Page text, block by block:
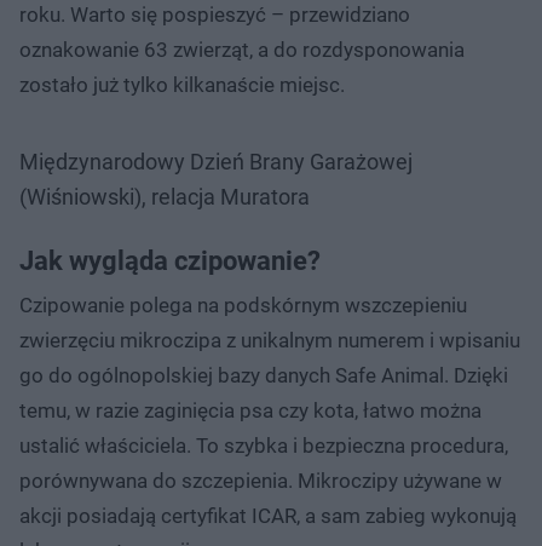
roku. Warto się pospieszyć – przewidziano
oznakowanie 63 zwierząt, a do rozdysponowania
zostało już tylko kilkanaście miejsc.
Międzynarodowy Dzień Brany Garażowej
(Wiśniowski), relacja Muratora
Jak wygląda czipowanie?
Czipowanie polega na podskórnym wszczepieniu
zwierzęciu mikroczipa z unikalnym numerem i wpisaniu
go do ogólnopolskiej bazy danych Safe Animal. Dzięki
temu, w razie zaginięcia psa czy kota, łatwo można
ustalić właściciela. To szybka i bezpieczna procedura,
porównywana do szczepienia. Mikroczipy używane w
akcji posiadają certyfikat ICAR, a sam zabieg wykonują